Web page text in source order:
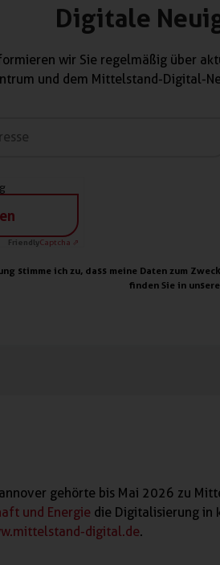
Digitale
wir Sie regelmäßig über
und dem Mittelstand-Digital-
FriendlyCaptcha ⇗
stimme ich zu, dass meine Daten zum
finden Sie in
gehörte bis Mai 2026 zu
und Energie die Digitalisierung in
digital.de.